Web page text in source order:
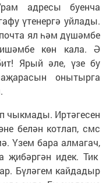
адресы буенча
үтенергә уйлады.
ял һәм дүшәмбе
көн кала. Ә
Ярый әле, үзе бу
онытырга
чыкмады. Иртәгесен
белән котлап, смс
Үзем бара алмагач,
җибәргән идек. Тик
Бүләгем кайдадыр